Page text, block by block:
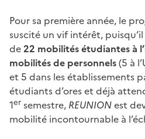
Pour sa première année, le
suscité un vif intérêt,
de22 mobilités étudiantes à
mobilités de personnels(5 à
et 5 dans les établissements
étudiants d’ores et déjà
1er semestre, REUNIONest
mobilité incontournable à